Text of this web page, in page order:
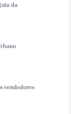
da
vendedores